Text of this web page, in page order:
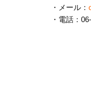
・メール：
・電話：